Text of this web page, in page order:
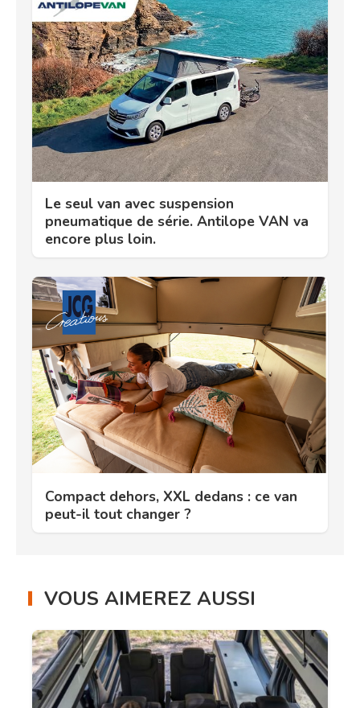
Le seul van avec suspension
pneumatique de série. Antilope VAN va
encore plus loin.
Compact dehors, XXL dedans : ce van
peut-il tout changer ?
VOUS AIMEREZ AUSSI